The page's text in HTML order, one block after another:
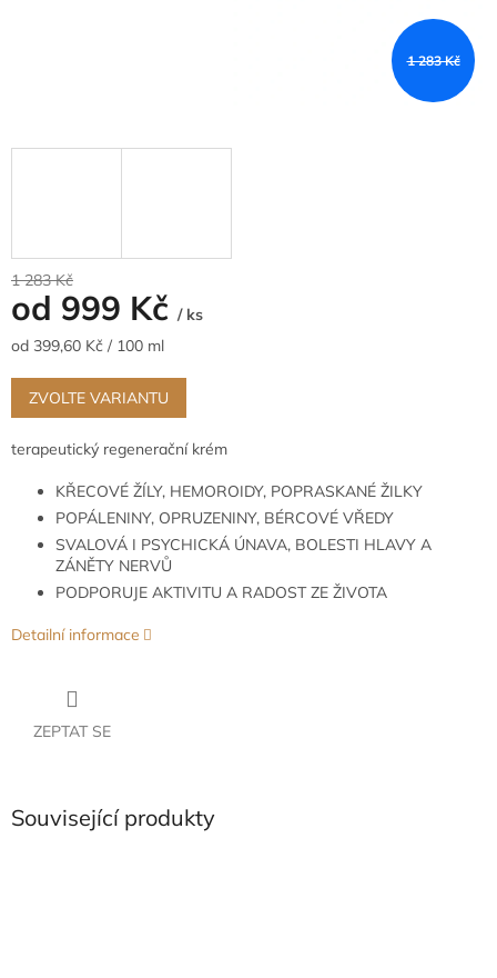
1 283 Kč
1 283 Kč
od 999 Kč / ks
Měrná
od 399,60 Kč / 100 ml
ZVOLTE VARIANTU
terapeutický regenerační krém
KŘECOVÉ ŽÍLY, HEMOROIDY, POPRASKANÉ ŽILKY
POPÁLENINY, OPRUZENINY, BÉRCOVÉ VŘEDY
SVALOVÁ I PSYCHICKÁ ÚNAVA, BOLESTI HLAVY A
ZÁNĚTY NERVŮ
PODPORUJE AKTIVITU A RADOST ZE ŽIVOTA
Detailní informace
ZEPTAT SE
Související produkty